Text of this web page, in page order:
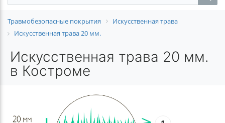
Травмобезопасные покрытия
Искусственная трава
Искусственная трава 20 мм.
Искусственная трава 20 мм.
в Костроме